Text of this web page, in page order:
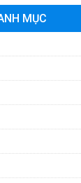
MỤC
đạp trẻ em